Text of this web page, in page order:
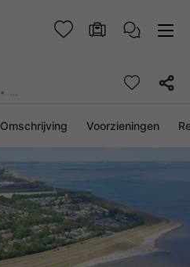
2 deelnemers, 0 huisdier
Omschrijving Voorzieningen